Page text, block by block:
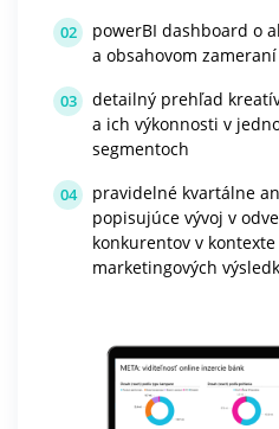
02
powerBI dashboard o
a obsahovom
03
detailný prehľad
a ich výkonnosti v
segmentoch
04
pravidelné kvartálne
popisujúce vývoj v
konkurentov v
marketingových